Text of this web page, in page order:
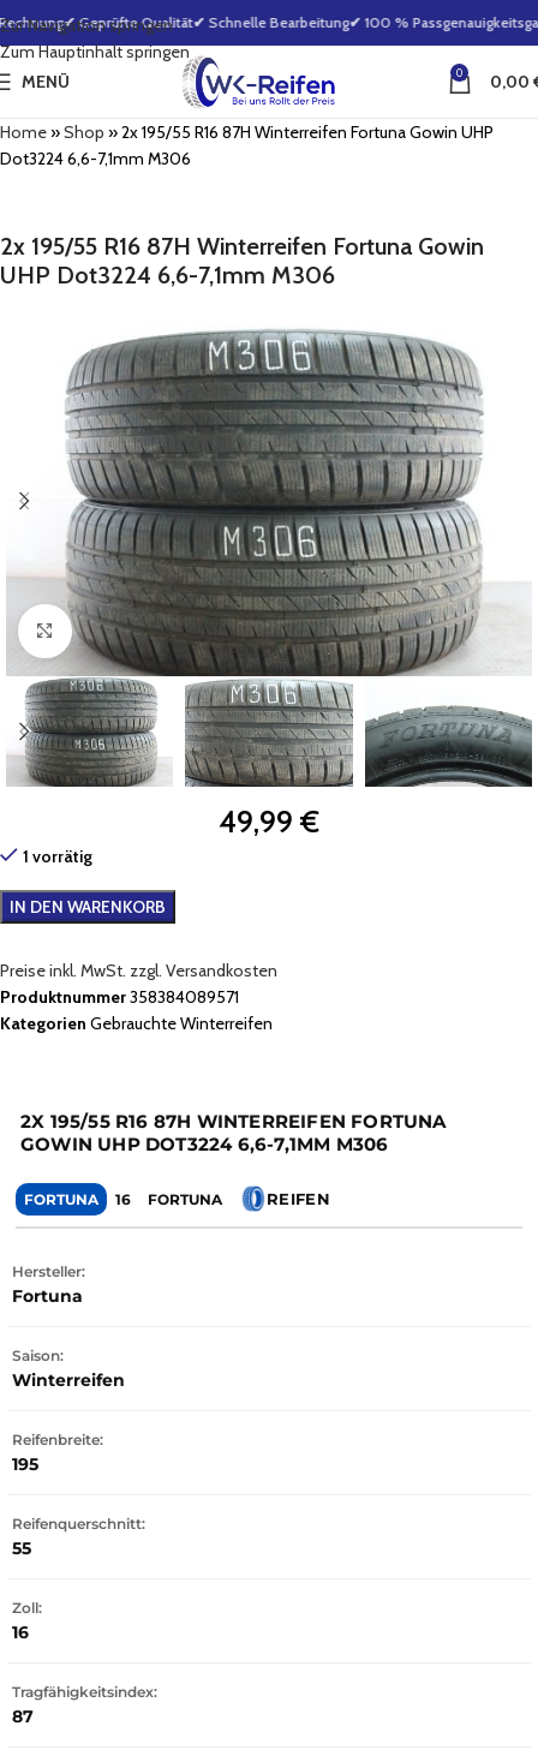
Zur Navigation springen
Zum Hauptinhalt springen
✔ Geprüfte Qualität✔ Schnelle Bearbeitung✔ 100 %
MENÜ 0 0,00
Home»Shop »2x 195/55 R16 87H Winterreifen Fortuna Gowin UHP
Dot3224 6,6-7,1mm M306
2x 195/55 R16 87H Winterreifen Fortuna Gowin
UHP Dot3224 6,6-7,1mm M306
Zum Vergrößern klicken
49,99 €
1 vorrätig
IN DEN WARENKORB
Preise inkl. MwSt. zzgl. Versandkosten
Produktnummer358384089571
Kategorien Gebrauchte Winterreifen
2X 195/55 R16 87H WINTERREIFEN FORTUNA
GOWIN UHP DOT3224 6,6-7,1MM M306
FORTUNA 16 FORTUNA REIFEN
Hersteller:
Fortuna
Saison:
Winterreifen
Reifenbreite:
195
Reifenquerschnitt:
55
Zoll:
16
Tragfähigkeitsindex:
87